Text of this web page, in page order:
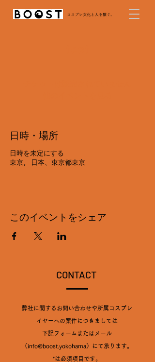
日時・場所
日時を未定にする
東京, 日本、東京都東京
このイベントをシェア
CONTACT
弊社に関するお問い合わせや所属コスプレ
イヤーへの案件につきましては
下記フォームまたはメール
（info@boost.yokohama）にて承ります。​
*は必須項目です。